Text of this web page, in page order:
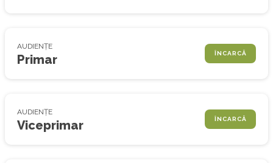
AUDIENȚE
Primar ÎNCARCĂ
AUDIENȚE
Viceprimar ÎNCARCĂ